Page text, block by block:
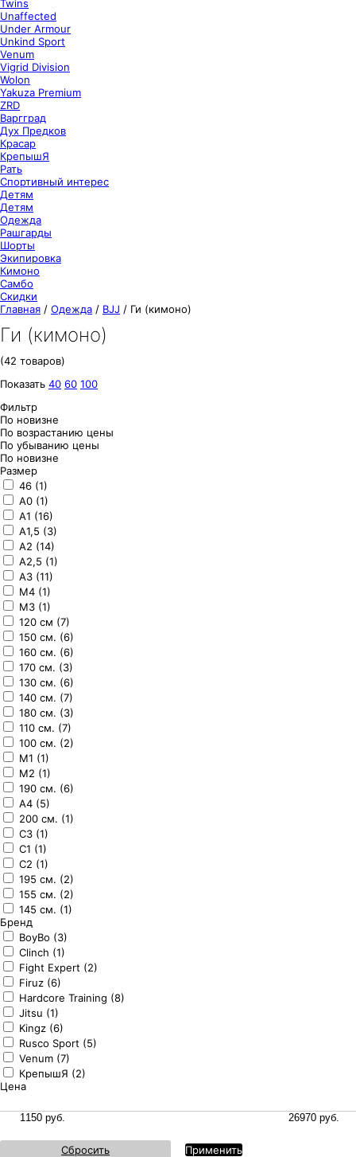
Twins
Unaffected
Under Armour
Unkind Sport
Venum
Vigrid Division
Wolon
Yakuza Premium
ZRD
Варгград
Дух Предков
Красар
КрепышЯ
Рать
Спортивный интерес
Детям
Детям
Одежда
Рашгарды
Шорты
Экипировка
Кимоно
Самбо
Скидки
Главная / Одежда / BJJ / Ги (кимоно)
Ги (кимоно)
(42 товаров)
Показать 40 60 100
Фильтр
По новизне
По возрастанию цены
По убыванию цены
По новизне
Размер
46 (1)
A0 (1)
A1 (16)
A1,5 (3)
A2 (14)
A2,5 (1)
A3 (11)
M4 (1)
M3 (1)
120 см (7)
150 см. (6)
160 см. (6)
170 см. (3)
130 см. (6)
140 см. (7)
180 см. (3)
110 см. (7)
100 см. (2)
M1 (1)
M2 (1)
190 см. (6)
A4 (5)
200 см. (1)
C3 (1)
C1 (1)
C2 (1)
195 см. (2)
155 см. (2)
145 см. (1)
Бренд
BoyBo (3)
Clinch (1)
Fight Expert (2)
Firuz (6)
Hardcore Training (8)
Jitsu (1)
Kingz (6)
Rusco Sport (5)
Venum (7)
КрепышЯ (2)
Цена
Сбросить
Применить